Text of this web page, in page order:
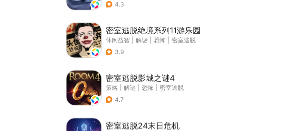
4.3
密室逃脱绝境系列11游乐园
休闲益智 解谜 恐怖
密室逃脱
3.9
密室逃脱影城之谜4
策略 解谜 恐怖
密室逃脱
4.7
密室逃脱24末日危机